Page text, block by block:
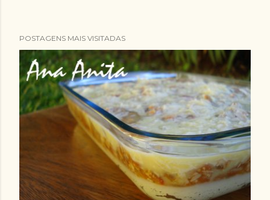
POSTAGENS MAIS VISITADAS